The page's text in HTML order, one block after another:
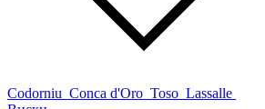
Codorniu Conca d'Oro Toso Lassalle